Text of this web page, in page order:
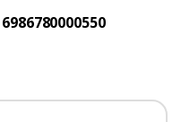
6986780000550